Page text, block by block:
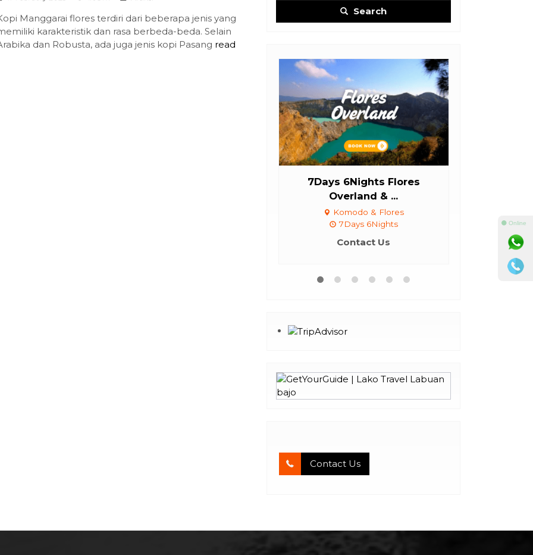
Manggarai flores terdiri dari beberapa jenis yang
karakteristik dan rasa berbeda-beda. Selain
dan Robusta, ada juga jenis kopi Pasang read
Search
7Days 6Nights Flores
Overland & ...
Komodo & Flores
7Days 6Nights
Contact Us
Contact Us
⚫ Online